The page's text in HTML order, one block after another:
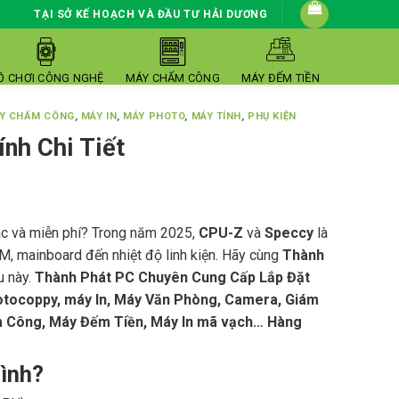
TẠI SỞ KẾ HOẠCH VÀ ĐẦU TƯ HẢI DƯƠNG
CHƠI CÔNG NGHỆ MÁY CHẤM CÔNG MÁY ĐẾM TIỀN
CHẤM CÔNG, MÁY IN, MÁY PHOTO, MÁY TÍNH, PHỤ KIỆN
Chi Tiết
và miễn phí? Trong năm 2025, CPU-Z và Speccylà
mainboard đến nhiệt độ linh kiện. Hãy cùng Thành
này. Thành Phát PC Chuyên Cung Cấp Lắp Đặt
máy In, Máy Văn Phòng, Camera, Giám
Máy Đếm Tiền, Máy In mã vạch… Hàng